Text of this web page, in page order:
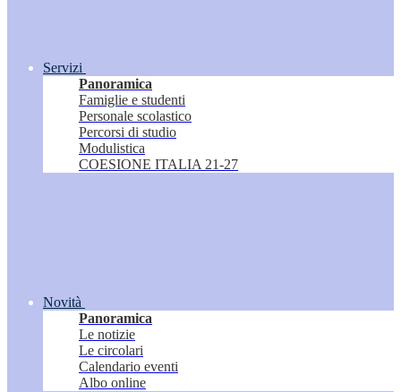
Servizi
Panoramica
Famiglie e studenti
Personale scolastico
Percorsi di studio
Modulistica
COESIONE ITALIA 21-27
Novità
Panoramica
Le notizie
Le circolari
Calendario eventi
Albo online